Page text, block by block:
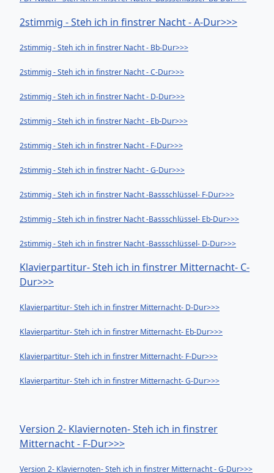
2stimmig - Steh ich in finstrer Nacht - A-Dur>>>
2stimmig - Steh ich in finstrer Nacht - Bb-Dur>>>
2stimmig - Steh ich in finstrer Nacht - C-Dur>>>
2stimmig - Steh ich in finstrer Nacht - D-Dur>>>
2stimmig - Steh ich in finstrer Nacht - Eb-Dur>>>
2stimmig - Steh ich in finstrer Nacht - F-Dur>>>
2stimmig - Steh ich in finstrer Nacht - G-Dur>>>
2stimmig - Steh ich in finstrer Nacht -Bassschlüssel- F-Dur>>>
2stimmig - Steh ich in finstrer Nacht -Bassschlüssel- Eb-Dur>>>
2stimmig - Steh ich in finstrer Nacht -Bassschlüssel- D-Dur>>>
Klavierpartitur- Steh ich in finstrer Mitternacht- C-
Dur>>>
Klavierpartitur- Steh ich in finstrer Mitternacht- D-Dur>>>
Klavierpartitur- Steh ich in finstrer Mitternacht- Eb-Dur>>>
Klavierpartitur- Steh ich in finstrer Mitternacht- F-Dur>>>
Klavierpartitur- Steh ich in finstrer Mitternacht- G-Dur>>>
Version 2- Klaviernoten- Steh ich in finstrer
Mitternacht - F-Dur>>>
Version 2- Klaviernoten- Steh ich in finstrer Mitternacht - G-Dur>>>